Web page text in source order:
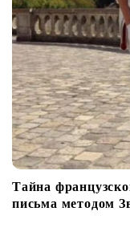
Тайна
письма методом